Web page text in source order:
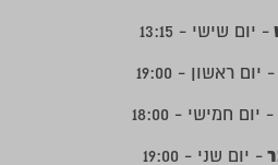
- יום שישי - 13:15
- יום ראשון - 19:00
- יום חמישי - 18:00
- יום שני - 19:00